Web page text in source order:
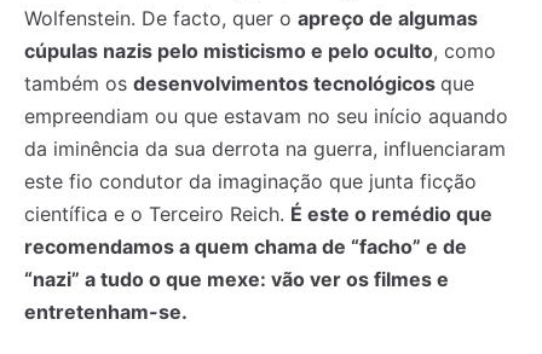
Wolfenstein. De facto, quer o apreço de algumas
cúpulas nazis pelo misticismo e pelo oculto, como
também os desenvolvimentos tecnológicos que
empreendiam ou que estavam no seu início aquando
da iminência da sua derrota na guerra, influenciaram
este fio condutor da imaginação que junta ficção
científica e o Terceiro Reich. É este o remédio que
recomendamos a quem chama de “facho” e de
“nazi” a tudo o que mexe: vão ver os filmes e
entretenham-se.